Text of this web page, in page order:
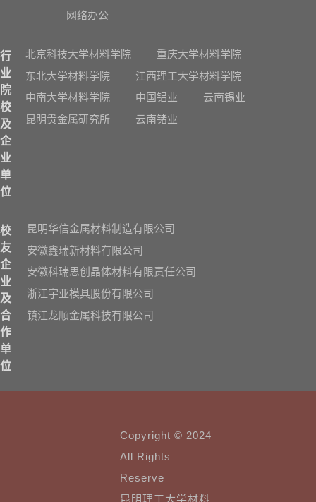
网络办公
行
业
院
校
及
企
业
单
位
北京科技大学材料学院
重庆大学材料学院
东北大学材料学院
江西理工大学材料学院
中南大学材料学院
中国铝业
云南锡业
昆明贵金属研究所
云南锗业
校
友
企
业
及
合
作
单
位
昆明华信金属材料制造有限公司
安徽鑫瑞新材料有限公司
安徽科瑞思创晶体材料有限责任公司
浙江宇亚模具股份有限公司
镇江龙顺金属科技有限公司
Copyright © 2024
All Rights
Reserve
昆明理工大学材料